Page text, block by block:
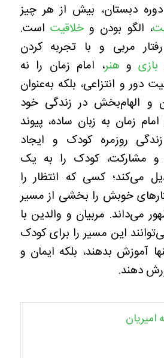
دبستان، بیش از هر چیز
، الگو بودن وخلاقیت است.
مربی و با تجربه کردن
بازیو هنر، امام زمان را نه
و انتزاعی، بلکه به‌عنوان
الهام‌بخش در زندگی خود
زمان به زبان ساده، پیوند
روزمره کودک و ایجاد
مشارکت، کودک را به یک
می‌کند؛ کسی که انتظار را
خوبش را بخشی از مسیر
می‌داند. مربیان و والدین با
این مسیر را برای کودک
آموزش بدهند، بلکه ایمان و
دهند.
امیریان